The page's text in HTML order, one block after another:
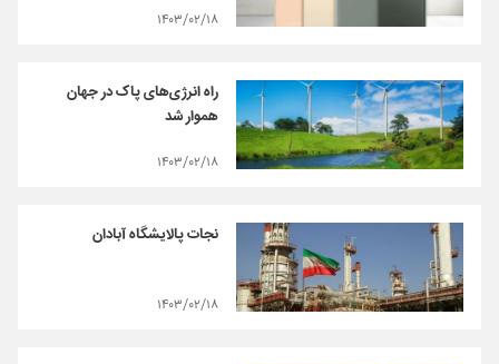
۱۴۰۳/۰۲/۱۸
راه انرژی‌های پاک در جهان
هموار شد
۱۴۰۳/۰۲/۱۸
نجات پالایشگاه آبادان
۱۴۰۳/۰۲/۱۸